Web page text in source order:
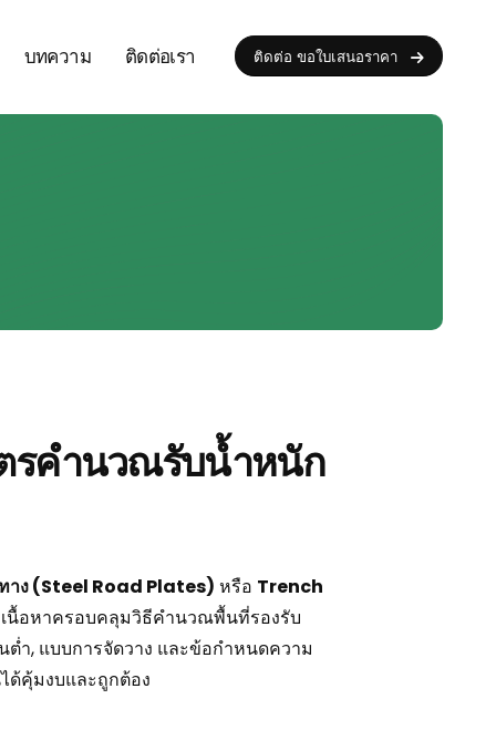
บทความ ติดต่อเรา ติดต่อ ขอใบเสนอราคา
รคำนวณรับน้ำหนัก
าง (Steel Road Plates) หรือ Trench
นื้อหาครอบคลุมวิธีคำนวณพื้นที่รองรับ
ำ, แบบการจัดวาง และข้อกำหนดความ
ด้คุ้มงบและถูกต้อง